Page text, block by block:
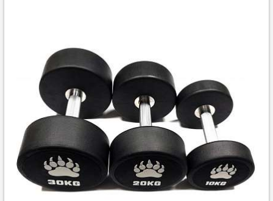
OUTLET OBLEČENÍ Posilovací stroje
Značky